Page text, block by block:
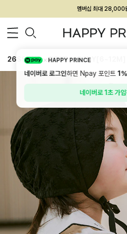
회원전용 아울렛, 가입하면
멤버십 최대 28,000
26SS 신상 BEST BABY[6~12M]
HAPPY PRINCE
네이버로 로그인하면 Npay 포인트1%
네이버로 1초 가입